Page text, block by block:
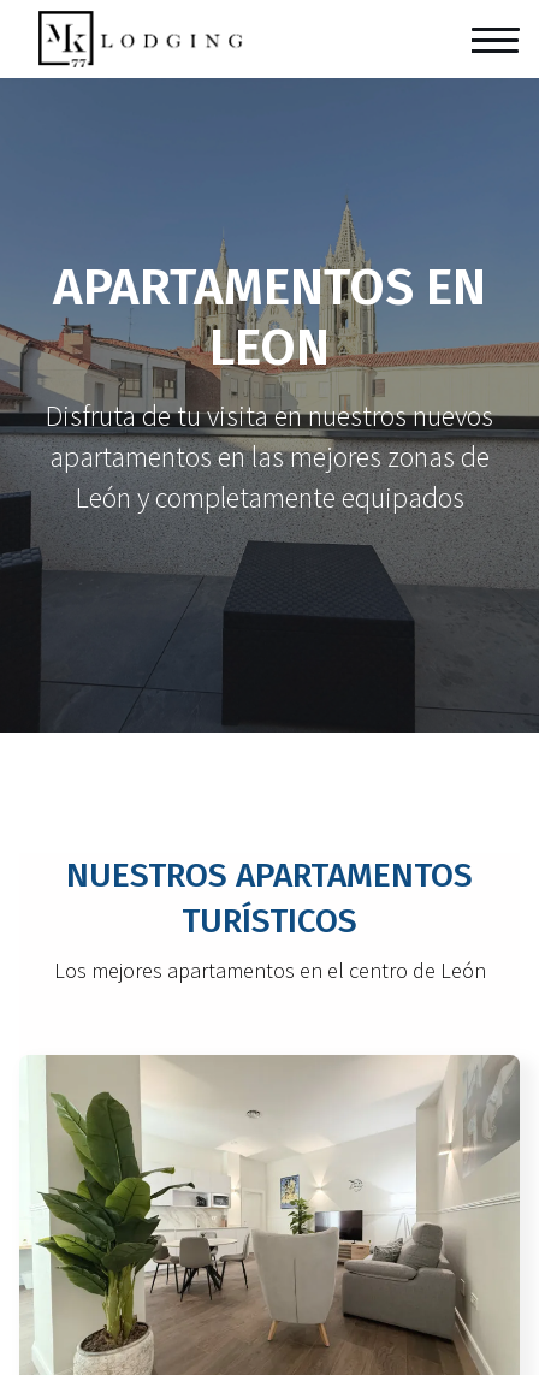
APARTAMENTOS EN
LEON
Disfruta de tu visita en nuestros nuevos
apartamentos en las mejores zonas de
León y completamente equipados
NUESTROS APARTAMENTOS
TURÍSTICOS
Los mejores apartamentos en el centro de León